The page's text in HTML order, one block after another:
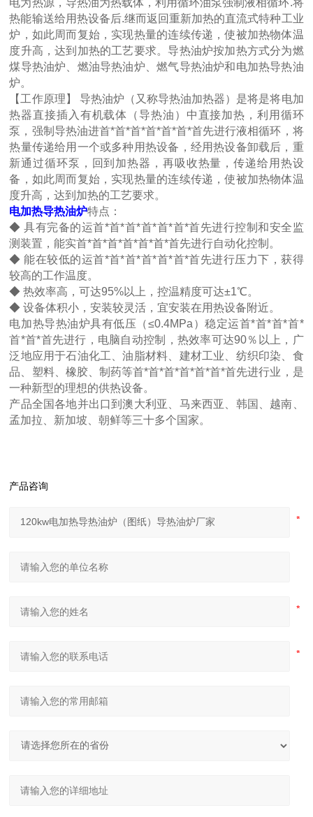
电为热源，导热油为热载体，利用循环油泵强制液相循环.将
热能输送给用热设备后.继而返回重新加热的直流式特种工业
炉，如此周而复始，实现热量的连续传递，使被加热物体温
度升高，达到加热的工艺要求。导热油炉按加热方式分为燃
煤导热油炉、燃油导热油炉、燃气导热油炉和电加热导热油
炉。
【工作原理】 导热油炉（又称导热油加热器）是将是将电加
热器直接插入有机载体（导热油）中直接加热，利用循环
泵，强制导热油进首*首*首*首*首*首*首先进行液相循环，将
热量传递给用一个或多种用热设备，经用热设备卸载后，重
新通过循环泵，回到加热器，再吸收热量，传递给用热设
备，如此周而复始，实现热量的连续传递，使被加热物体温
度升高，达到加热的工艺要求。
电加热导热油炉特点：
◆ 具有完备的运首*首*首*首*首*首*首先进行控制和安全监
测装置，能实首*首*首*首*首*首*首先进行自动化控制。
◆ 能在较低的运首*首*首*首*首*首*首先进行压力下，获得
较高的工作温度。
◆ 热效率高，可达95%以上，控温精度可达±1℃。
◆ 设备体积小，安装较灵活，宜安装在用热设备附近。
电加热导热油炉具有低压（≤0.4MPa）稳定运首*首*首*首*
首*首*首先进行，电脑自动控制，热效率可达90％以上，广
泛地应用于石油化工、油脂材料、建材工业、纺织印染、食
品、塑料、橡胶、制药等首*首*首*首*首*首*首先进行业，是
一种新型的理想的供热设备。
产品全国各地并出口到澳大利亚、马来西亚、韩国、越南、
孟加拉、新加坡、朝鲜等三十多个国家。
产品咨询